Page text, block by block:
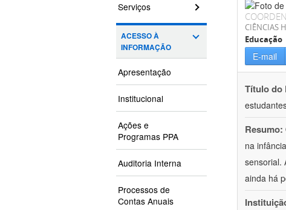
Serviços
ACESSO À
INFORMAÇÃO
Apresentação
Institucional
Ações e
Programas PPA
Auditoria Interna
Processos de
Contas Anuais
CIÊNCIAS
Educação
E-mail
Título do
Resumo:
na
sensorial.
ainda há